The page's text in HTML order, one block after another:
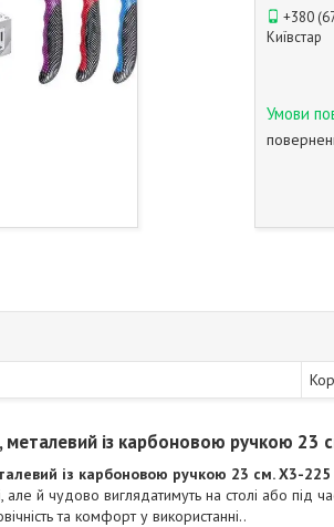
+380
Київстар
металевий із карбоновою ручкою 23
із карбоновою ручкою 23 см. X3-225
але й чудово виглядатимуть на столі або під
та комфорт у використанні..